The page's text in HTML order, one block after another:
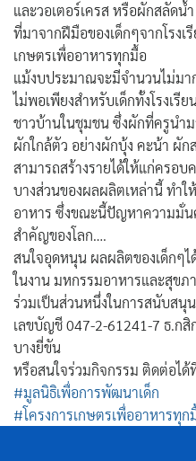
และวอเตอร์เครส หรือผักสลัดน้
ที่มาจากฝีมือของเด็กๆจากโรง
เกษตรเพื่ออาหารทุกมื้อ
แม้งบประมาณจะมีจำนวนไม่ม
ไม่พอเพียงสำหรับเด็กทั้งโรงเรี
ชาวบ้านในชุมชน ซึ่งผักที่ครูนำม
ผักใกล้ตัว อย่างผักบุ้ง คะน้า ผั
สามารถสร้างรายได้ให้แก่ครอบ
บางส่วนของผลผลิตเหล่านี้ ทำ
อาหาร ซึ่งขณะนี้ปัญหาความมั่น
สำคัญของโลก….
สนใจอุดหนุน ผลผลิตของเด็กๆไ
ในงาน มหกรรมอาหารและสุขภ
ร่วมเป็นส่วนหนึ่งในการสนับสนุ
เลขบัญชี 047-2-61241-7 ธ.ก
บางยี่ขัน
หรือสนใจร่วมกิจกรรม ติดต่อได้
#มูลนิธิเพื่อการพัฒนาเด็ก
#โครงการเกษตรเพื่ออาหารทุก